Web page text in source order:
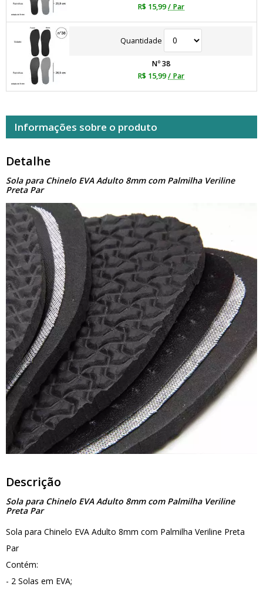
R$ 15,99/ Par
Quantidade
Nº 38
R$ 15,99/ Par
Informações sobre o produto
Detalhe
Sola para Chinelo EVA Adulto 8mm com Palmilha Veriline
Preta Par
Descrição
Sola para Chinelo EVA Adulto 8mm com Palmilha Veriline
Preta Par
Sola para Chinelo EVA Adulto 8mm com Palmilha Veriline Preta
Par
Contém:
- 2 Solas em EVA;